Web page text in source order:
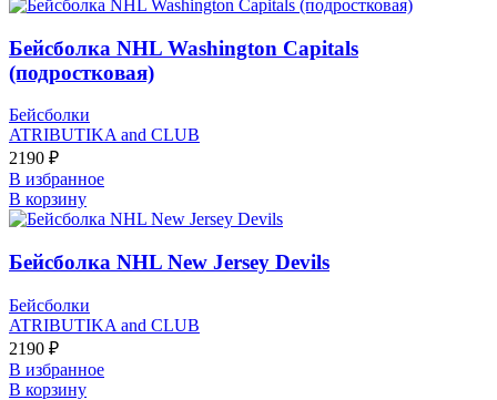
Бейсболка NHL Washington Capitals
(подростковая)
Бейсболки
ATRIBUTIKA and CLUB
2190 ₽
В избранное
В корзину
Бейсболка NHL New Jersey Devils
Бейсболки
ATRIBUTIKA and CLUB
2190 ₽
В избранное
В корзину